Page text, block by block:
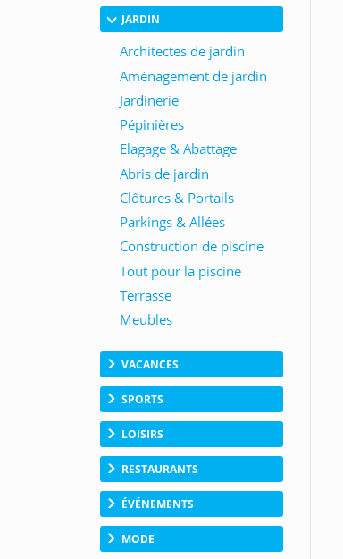
JARDIN
VACANCES
SPORTS
LOISIRS
RESTAURANTS
ÉVÉNEMENTS
MODE